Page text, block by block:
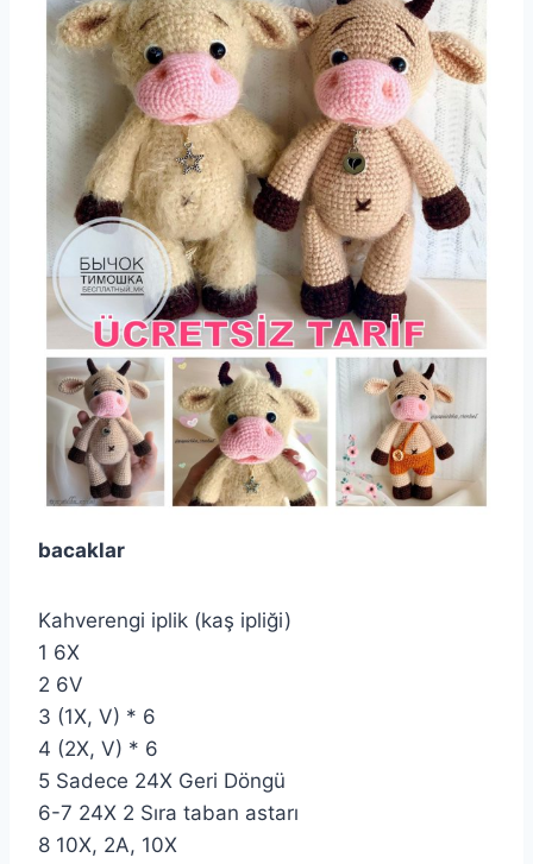
bacaklar
Kahverengi iplik (kaş ipliği)
1 6X
2 6V
3 (1X, V) * 6
4 (2X, V) * 6
5 Sadece 24X Geri Döngü
6-7 24X 2 Sıra taban astarı
8 10X, 2A, 10X